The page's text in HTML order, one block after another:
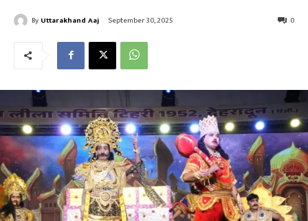
By Uttarakhand Aaj September 30, 2025 0